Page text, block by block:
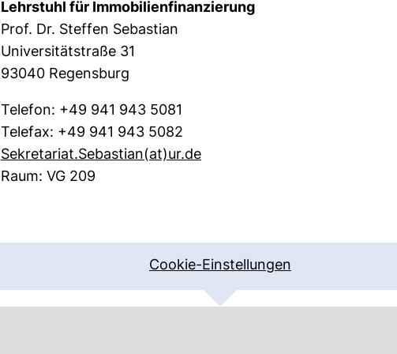
Lehrstuhl für Immobilienfinanzierung
Prof. Dr. Steffen Sebastian
Universitätstraße 31
93040 Regensburg
Telefon: +49 941 943 5081
Telefax: +49 941 943 5082
Sekretariat.Sebastian​(at)​ur.de(öffnet Ihr E-Mail-Programm)
Raum: VG 209
Cookie-Einstellungen